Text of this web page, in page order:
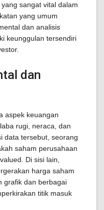
sangat vital dalam
yang umum
dan analisis
keunggulan tersendiri
dan
aspek keuangan
rugi, neraca, dan
data tersebut, seorang
saham perusahaan
Di sisi lain,
harga saham
grafik dan berbagai
titik masuk